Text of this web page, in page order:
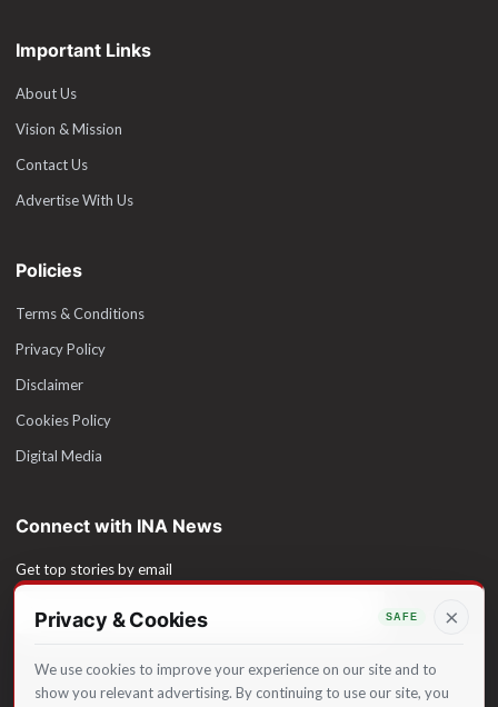
Important Links
About Us
Vision & Mission
Contact Us
Advertise With Us
Policies
Terms & Conditions
Privacy Policy
Disclaimer
Cookies Policy
Digital Media
Connect with INA News
Get top stories by email
Subscribe
×
We use cookies to improve your experience on our site and to
show you relevant advertising. By continuing to use our site, you